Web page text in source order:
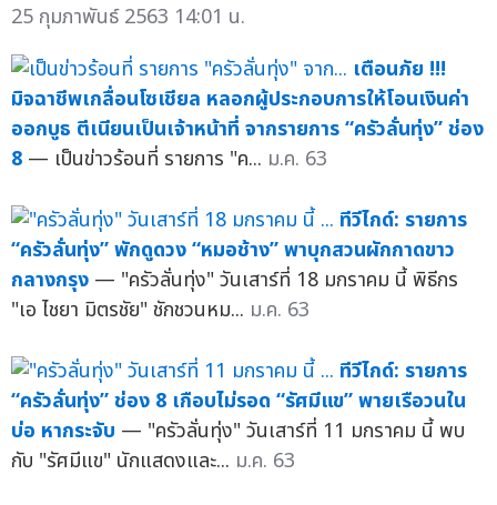
25 กุมภาพันธ์ 2563 14:01 น.
เตือนภัย !!!
มิจฉาชีพเกลื่อนโซเชียล หลอกผู้ประกอบการให้โอนเงินค่า
ออกบูธ ตีเนียนเป็นเจ้าหน้าที่ จากรายการ “ครัวลั่นทุ่ง” ช่อง
8 — เป็นข่าวร้อนที่ รายการ "ค... ม.ค. 63
ทีวีไกด์: รายการ
“ครัวลั่นทุ่ง” พักดูดวง “หมอช้าง” พาบุกสวนผักกาดขาว
กลางกรุง — "ครัวลั่นทุ่ง" วันเสาร์ที่ 18 มกราคม นี้ พิธีกร
"เอ ไชยา มิตรชัย" ชักชวนหม... ม.ค. 63
ทีวีไกด์: รายการ
“ครัวลั่นทุ่ง” ช่อง 8 เกือบไม่รอด “รัศมีแข” พายเรือวนใน
บ่อ หากระจับ — "ครัวลั่นทุ่ง" วันเสาร์ที่ 11 มกราคม นี้ พบ
กับ "รัศมีแข" นักแสดงและ... ม.ค. 63